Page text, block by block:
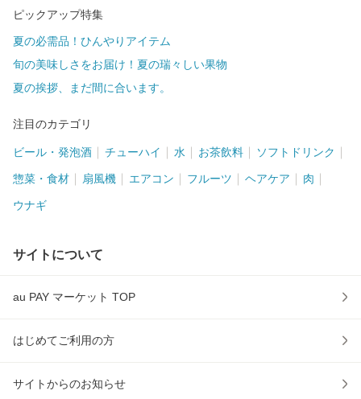
ピックアップ特集
夏の必需品！ひんやりアイテム
旬の美味しさをお届け！夏の瑞々しい果物
夏の挨拶、まだ間に合います。
注目のカテゴリ
ビール・発泡酒 チューハイ 水 お茶飲料 ソフトドリンク
惣菜・食材 扇風機 エアコン フルーツ ヘアケア 肉
ウナギ
サイトについて
au PAY マーケット TOP
はじめてご利用の方
サイトからのお知らせ